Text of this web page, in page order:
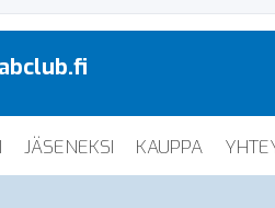
JÄSENEKSI KAUPPA